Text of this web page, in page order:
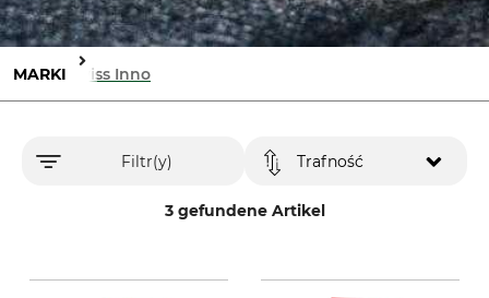
MARKI Swiss Inno
Filtr(y)
3 gefundene Artikel
Trafność